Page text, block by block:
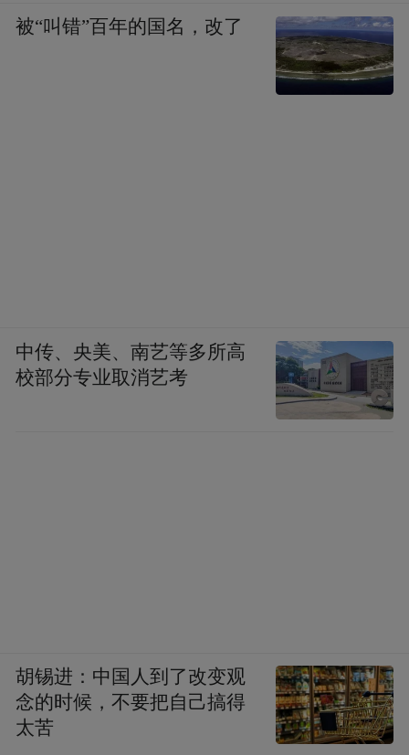
被“叫错”百年的国名，改了
中传、央美、南艺等多所高
校部分专业取消艺考
胡锡进：中国人到了改变观
念的时候，不要把自己搞得
太苦